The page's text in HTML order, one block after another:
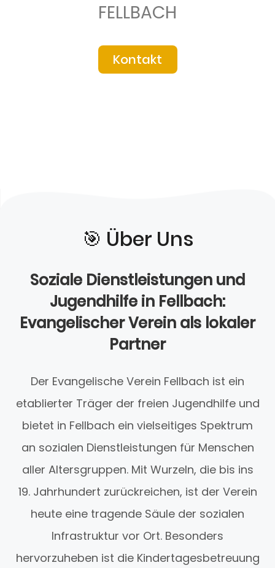
FELLBACH
Kontakt
🎯️ Über Uns
Soziale Dienstleistungen und
Jugendhilfe in Fellbach:
Evangelischer Verein als lokaler
Partner
Der Evangelische Verein Fellbach ist ein
etablierter Träger der freien Jugendhilfe und
bietet in Fellbach ein vielseitiges Spektrum
an sozialen Dienstleistungen für Menschen
aller Altersgruppen. Mit Wurzeln, die bis ins
19. Jahrhundert zurückreichen, ist der Verein
heute eine tragende Säule der sozialen
Infrastruktur vor Ort. Besonders
hervorzuheben ist die Kindertagesbetreuung